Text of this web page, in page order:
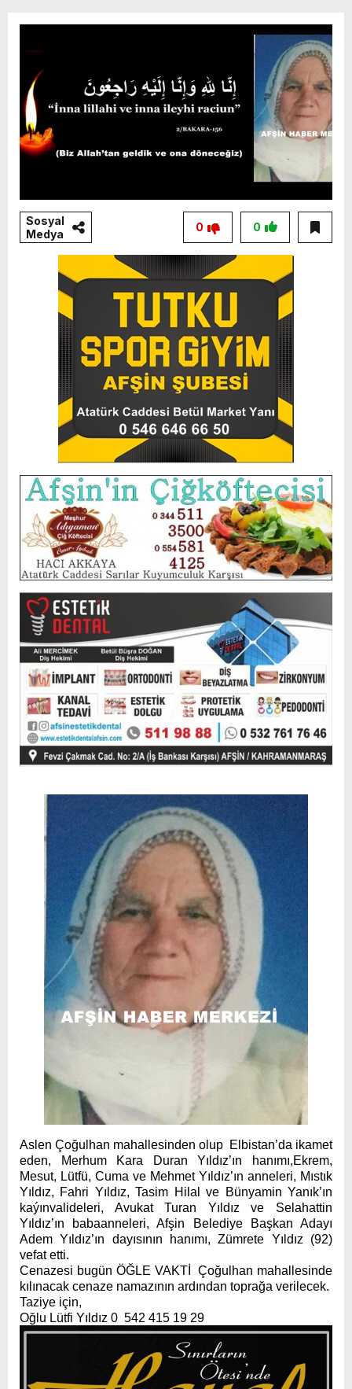
Sosyal
Medya
0
0
Aslen Çoğulhan mahallesinden olup Elbistan’da ikamet
eden,
Merhum Kara Duran Yıldız’ın hanımı,Ekrem,
Mesut, Lütfü, Cuma ve Mehmet Yıldız’ın anneleri, Mıstık
Yıldız, Fahri Yıldız, Tasim Hilal ve Bünyamin Yanık’ın
kaýınvalideleri, Avukat Turan Yıldız ve Selahattin
Yıldız’ın babaanneleri, Afşin Belediye Başkan Adayı
Adem Yıldız’ın dayısının hanımı,Zümrete Yıldız (92)
vefat etti.
Cenazesi bugün ÖĞLE VAKTİ Çoğulhan mahallesinde
kılınacak cenaze namazının ardından toprağa verilecek.
Taziye için,
Oğlu Lütfi Yıldız 0 542 415 19 29